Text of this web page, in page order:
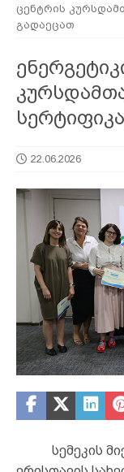
ცენტრის
გადაეცათ
22.06.2026
სემეკის